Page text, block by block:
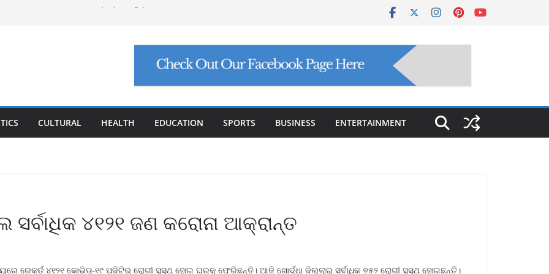
ହଜାର ୬୪୮ କୋଟି ନିବେଶ ପ୍ରସ୍ତାବ, ସୃଷ୍ଟି ହେବ
ଲାଞ୍ଚ ମାମଲା ଶେଷ: ସୁପ୍ରିମକୋର୍ଟଙ୍କ ଦ୍ୱାରା
୩ ବିଶେଷଜ୍ଞଙ୍କ ବିରୋଧରେ ଗୁରୁତର
ବଙ୍ଗୋପସାଗରରେ ଘୂର୍ଣ୍ଣିବଳୟ, ଉପକୂଳ ଓଡ଼ିଶାକୁ
CULTURAL HEALTH EDUCATION SPORTS BUSINESS ENTERTAINMENT
୪୧୨୧ ଜଣ କରୋନା ଆକ୍ରାନ୍ତ
ରେକର୍ଡ ୪୧୨୧ କୋଭିଡ୍-୧୯ ପଜିଟିଭ୍ ରୋଗୀ ସୁସ୍ଥ ହୋଇ ଘରକୁ ଫେରିଛନ୍ତି। ଆଜି ଖୋର୍ଦ୍ଧା ଜିଲ୍ଲାରୁ ସର୍ବାଧିକ ୭୫୨ ରୋଗୀ ସୁସ୍ଥ ହୋଇଛନ୍ତି।